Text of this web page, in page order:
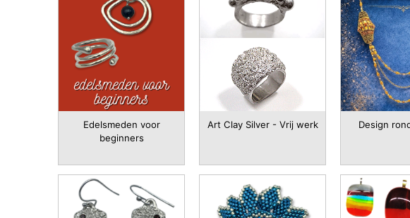
Edelsmeden voor
beginners
Art Clay Silver - Vrij werk Design